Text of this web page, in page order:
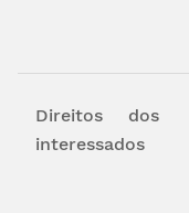
Direitos dos
interessados